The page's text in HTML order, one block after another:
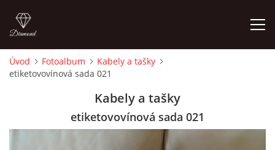
ÚVOD
Úvod Fotoalbum
Kabely a tašky
etiketovovínová sada 021
Kabely a tašky
etiketovovínová sada 021